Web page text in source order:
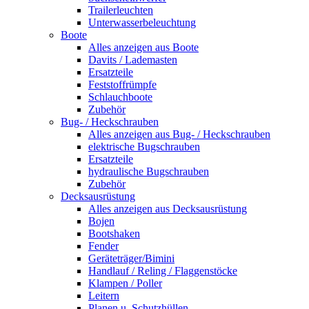
Trailerleuchten
Unterwasserbeleuchtung
Boote
Alles anzeigen aus Boote
Davits / Lademasten
Ersatzteile
Feststoffrümpfe
Schlauchboote
Zubehör
Bug- / Heckschrauben
Alles anzeigen aus Bug- / Heckschrauben
elektrische Bugschrauben
Ersatzteile
hydraulische Bugschrauben
Zubehör
Decksausrüstung
Alles anzeigen aus Decksausrüstung
Bojen
Bootshaken
Fender
Geräteträger/Bimini
Handlauf / Reling / Flaggenstöcke
Klampen / Poller
Leitern